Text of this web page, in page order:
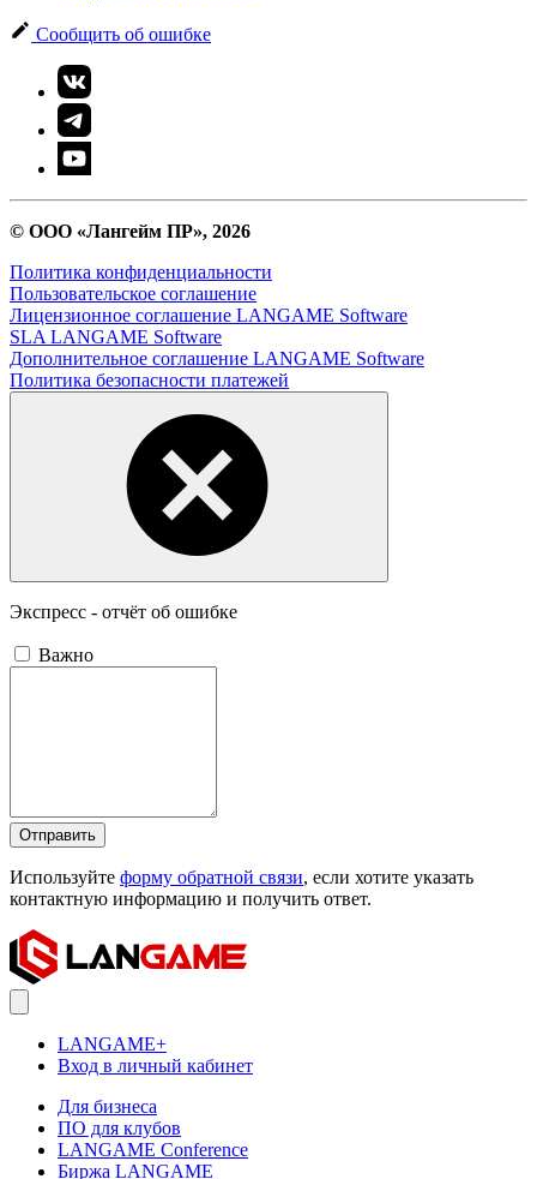
Сообщить об ошибке
© ООО «Лангейм ПР», 2026
Политика конфиденциальности
Пользовательское соглашение
Лицензионное соглашение LANGAME Software
SLA LANGAME Software
Дополнительное соглашение LANGAME Software
Политика безопасности платежей
Экспресс - отчёт об ошибке
Важно
Отправить
Используйте форму обратной связи, если хотите указать
контактную информацию и получить ответ.
LANGAME+
Вход в личный кабинет
Для бизнеса
ПО для клубов
LANGAME Conference
Биржа LANGAME